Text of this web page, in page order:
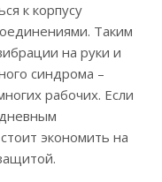
к корпусу
Таким
на руки и
синдрома –
рабочих. Если
экономить на